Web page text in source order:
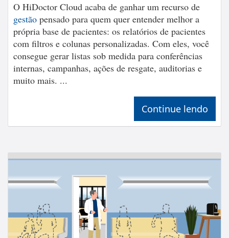
O HiDoctor Cloud acaba de ganhar um recurso de
gestão pensado para quem quer entender melhor a
própria base de pacientes: os relatórios de pacientes
com filtros e colunas personalizadas. Com eles, você
consegue gerar listas sob medida para conferências
internas, campanhas, ações de resgate, auditorias e
muito mais. ...
Continue lendo